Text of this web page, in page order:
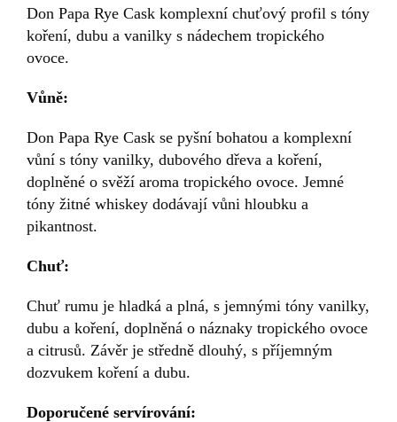
Don Papa Rye Cask komplexní chuťový profil s tóny
koření, dubu a vanilky s nádechem tropického
ovoce.
Vůně:
Don Papa Rye Cask se pyšní bohatou a komplexní
vůní s tóny vanilky, dubového dřeva a koření,
doplněné o svěží aroma tropického ovoce. Jemné
tóny žitné whiskey dodávají vůni hloubku a
pikantnost.
Chuť:
Chuť rumu je hladká a plná, s jemnými tóny vanilky,
dubu a koření, doplněná o náznaky tropického ovoce
a citrusů. Závěr je středně dlouhý, s příjemným
dozvukem koření a dubu.
Doporučené servírování: